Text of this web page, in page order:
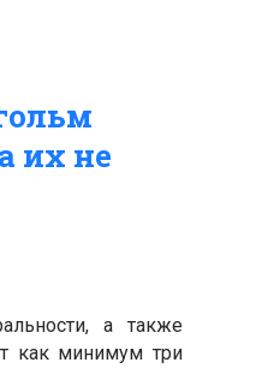
их не
а также
как минимум три